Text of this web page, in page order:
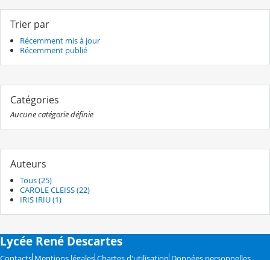
Trier par
Récemment mis à jour
Récemment publié
Catégories
Aucune catégorie définie
Auteurs
Tous (25)
CAROLE CLEISS (22)
IRIS IRIU (1)
Lycée René Descartes